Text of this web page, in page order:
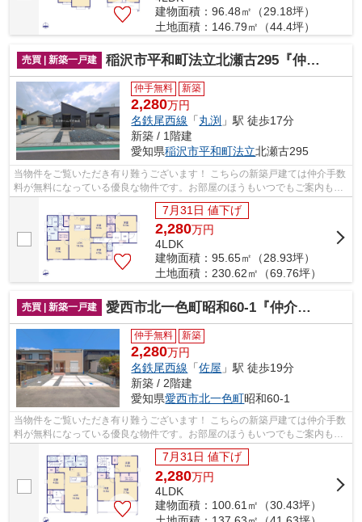
建物面積：96.48㎡（29.18坪）
土地面積：146.79㎡（44.4坪）
売買 | 新築一戸建 稲沢市平和町法立北瀬古295『仲介料無料』新築戸建て
仲手無料 新築
2,280万円
名鉄尾西線 「丸渕 」駅 徒歩17分
新築 / 1階建
愛知県稲沢市平和町法立北瀬古295
当物件をご覧いただき有り難うございます！ こちらの新築戸建ては仲介手数
料が無料になっている優良な物件です。お部屋のほうもいつでもご案内もさ
せて頂きますのでお気軽にお問合せ下...
7月31日 値下げ
2,280万円
4LDK
建物面積：95.65㎡（28.93坪）
土地面積：230.62㎡（69.76坪）
売買 | 新築一戸建 愛西市北一色町昭和60-1『仲介料無料』新築戸建て
仲手無料 新築
2,280万円
名鉄尾西線 「佐屋 」駅 徒歩19分
新築 / 2階建
愛知県愛西市北一色町昭和60-1
当物件をご覧いただき有り難うございます！ こちらの新築戸建ては仲介手数
料が無料になっている優良な物件です。お部屋のほうもいつでもご案内もさ
せて頂きますのでお気軽にお問合せ下...
7月31日 値下げ
2,280万円
4LDK
建物面積：100.61㎡（30.43坪）